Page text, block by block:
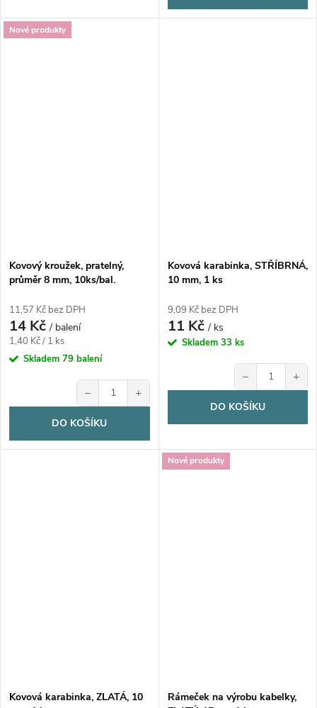
Nové produkty
Kovový kroužek, pratelný,
průměr 8 mm, 10ks/bal.
11,57 Kč bez DPH
14 Kč/ balení
Měrná
cena:
1,40 Kč / 1 ks
Skladem 79 balení
− +
DO KOŠÍKU
Kovová karabinka, STŘÍBRNÁ,
10 mm, 1 ks
9,09 Kč bez DPH
11 Kč/ ks
Skladem 33 ks
− +
DO KOŠÍKU
Kovová karabinka, ZLATÁ, 10
Nové produkty
Rámeček na výrobu kabelky,